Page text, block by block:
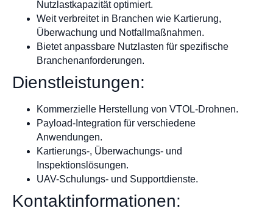
Nutzlastkapazität optimiert.
Weit verbreitet in Branchen wie Kartierung,
Überwachung und Notfallmaßnahmen.
Bietet anpassbare Nutzlasten für spezifische
Branchenanforderungen.
Dienstleistungen:
Kommerzielle Herstellung von VTOL-Drohnen.
Payload-Integration für verschiedene
Anwendungen.
Kartierungs-, Überwachungs- und
Inspektionslösungen.
UAV-Schulungs- und Supportdienste.
Kontaktinformationen: